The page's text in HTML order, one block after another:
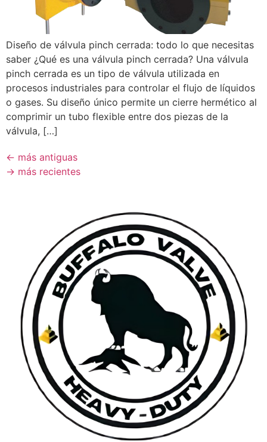
Diseño de válvula pinch cerrada: todo lo que necesitas
saber ¿Qué es una válvula pinch cerrada? Una válvula
pinch cerrada es un tipo de válvula utilizada en
procesos industriales para controlar el flujo de líquidos
o gases. Su diseño único permite un cierre hermético al
comprimir un tubo flexible entre dos piezas de la
válvula, […]
← más antiguas
→ más recientes